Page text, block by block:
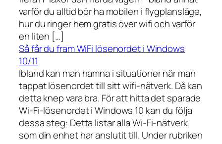
varför du alltid bör ha mobilen i flygplansläge,
hur du ringer hem gratis över wifi och varför
en liten […]
Så får du fram WiFi lösenordet i Windows
10/11
Ibland kan man hamna i situationer när man
tappat lösenordet till sitt wifi-nätverk. Då kan
detta knep vara bra. För att hitta det sparade
Wi-Fi-lösenordet i Windows 10 kan du följa
dessa steg: Detta listar alla Wi-Fi-nätverk
som din enhet har anslutit till. Under rubriken